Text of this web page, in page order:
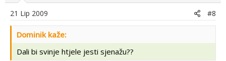
21 Lip 2009 #8
Dominik kaže:
Dali bi svinje htjele jesti sjenažu??